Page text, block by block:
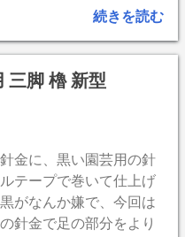
続きを読む
三脚 櫓 新型
金に、黒い園芸用の針
テープで巻いて仕上げ
がなんか嫌で、今回は
針金で足の部分をより